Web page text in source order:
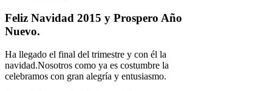
Feliz Navidad 2015 y Prospero Año
Nuevo.
Ha llegado el final del trimestre y con él la
navidad.Nosotros como ya es costumbre la
celebramos con gran alegría y entusiasmo.